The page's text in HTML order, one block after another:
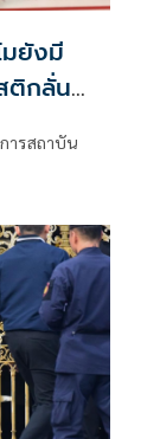
ยังมี
ติกลั่น
ารสถาบัน